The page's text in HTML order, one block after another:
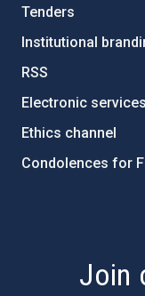
Tenders
Institutional
RSS
Electronic
Ethics channel
Condolences for
Join